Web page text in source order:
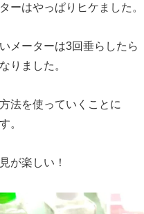
ーはやっぱりヒケました。
メーターは3回垂らしたら
りました。
法を使っていくことに
。
が楽しい！